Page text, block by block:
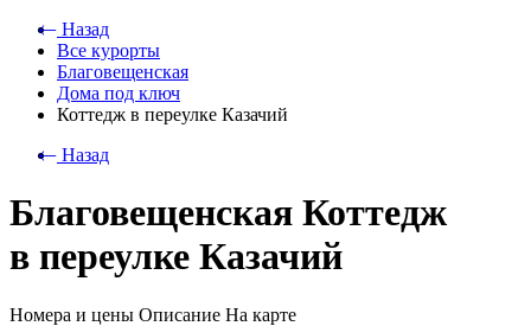
⃪ Назад
Все курорты
Благовещенская
Дома под ключ
Коттедж в переулке Казачий
⃪ Назад
Благовещенская Коттедж
в переулке Казачий
Номера и цены Описание На карте